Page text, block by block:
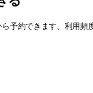
予約できます。利用頻